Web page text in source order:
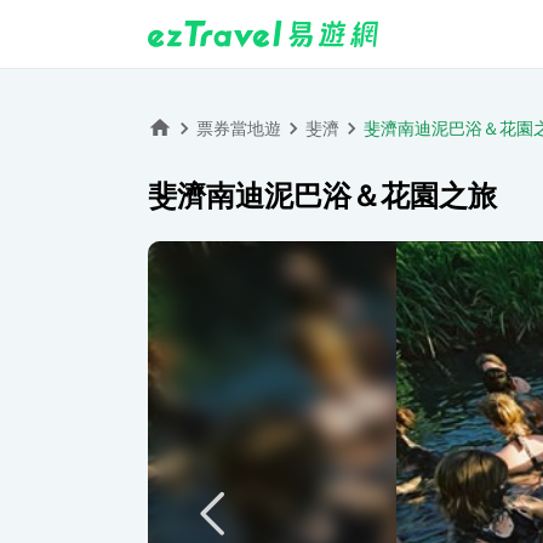
票券當地遊 斐濟 斐濟南迪泥巴浴＆花園
斐濟南迪泥巴浴＆花園之旅